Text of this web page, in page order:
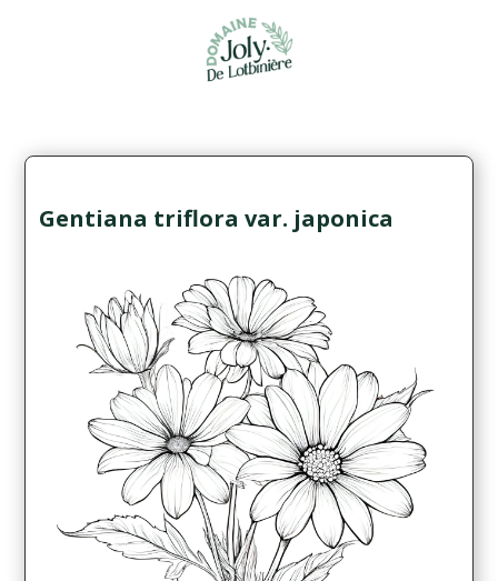
Gentiana triflora var. japonica